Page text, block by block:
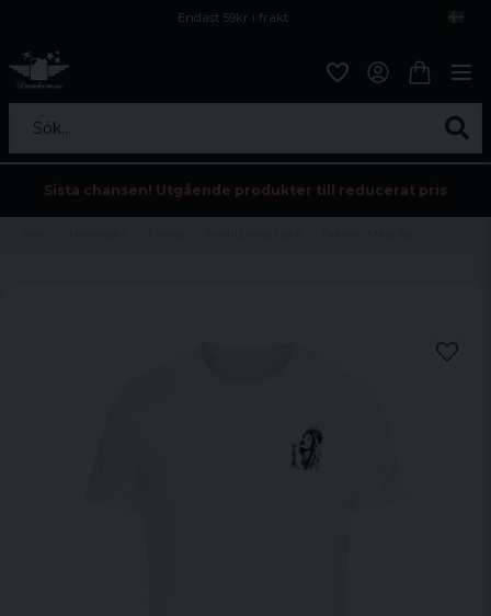
Endast 59kr i frakt
Sök...
Sista chansen! Utgående produkter till reducerat pris